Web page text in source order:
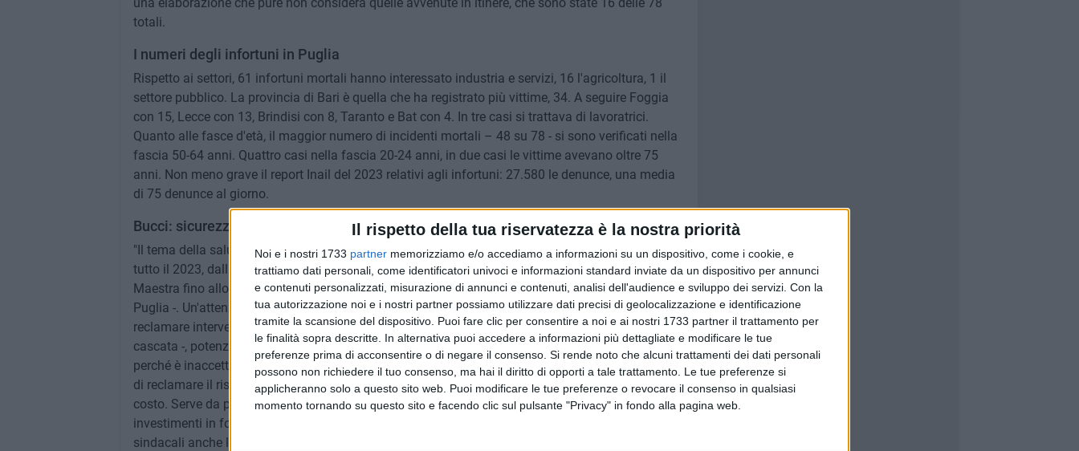
Il rispetto della tua riservatezza è la nostra priorità
Noi e i nostri 1733 partner memorizziamo e/o accediamo a informazioni su un dispositivo, come i cookie, e
trattiamo dati personali, come identificatori univoci e informazioni standard inviate da un dispositivo per annunci
e contenuti personalizzati, misurazione di annunci e contenuti, analisi dell'audience e sviluppo dei servizi. Con la
tua autorizzazione noi e i nostri partner possiamo utilizzare dati precisi di geolocalizzazione e identificazione
tramite la scansione del dispositivo. Puoi fare clic per consentire a noi e ai nostri 1733 partner il trattamento per
le finalità sopra descritte. In alternativa puoi accedere a informazioni più dettagliate e modificare le tue
preferenze prima di acconsentire o di negare il consenso. Si rende noto che alcuni trattamenti dei dati personali
possono non richiedere il tuo consenso, ma hai il diritto di opporti a tale trattamento. Le tue preferenze si
applicheranno solo a questo sito web. Puoi modificare le tue preferenze o revocare il consenso in qualsiasi
momento tornando su questo sito e facendo clic sul pulsante "Privacy" in fondo alla pagina web.
totali.
I numeri degli infortuni in Puglia
Rispetto ai settori, 61 infortuni mortali hanno interessato industria e servizi, 16 l'agricoltura, 1 il
settore pubblico. La provincia di Bari è quella che ha registrato più vittime, 34. A seguire Foggia
con 15, Lecce con 13, Brindisi con 8, Taranto e Bat con 4. In tre casi si trattava di lavoratrici.
Quanto alle fasce d'età, il maggior numero di incidenti mortali – 48 su 78 - si sono verificati nella
fascia 50-64 anni. Quattro casi nella fascia 20-24 anni, in due casi le vittime avevano oltre 75
anni. Non meno grave il report Inail del 2023 relativi agli infortuni: 27.580 le denunce, una media
di 75 denunce al giorno.
Bucci: sicurezza al centro delle nostre vertenze, Governo peggiora le norme
"Il tema della salute e della sicurezza ha attraversato le nostre rivendicazioni e mobilitazioni per
tutto il 2023, dalla manifestazione di Roma del giugno scorso, a quella del 7 ottobre La Via
Maestra fino allo sciopero generale del primo dicembre – ricorda la segretaria generale della Cgil
Puglia -. Un'attenzione che non può che proseguire anche quest'anno, perché continuiamo a
reclamare interventi che migliorino l'impianto legislativo - a partire dal sistema dei subappalti a
cascata -, potenziando il sistema dei controlli, anche affrontando il tema del lavoro precario,
perché è inaccettabile che i lavoratori sotto il ricatto di un reddito non siano messi nelle condizioni
di reclamare il rispetto delle norme, in quelle imprese che considerano la salute e la sicurezza un
costo. Serve da parte delle associazioni datoriali un grande lavoro culturale, così come servono
investimenti in formazione che interessino anche i conduttori d'azienda". Nelle piattaforme
sindacali anche la richiesta "di un sistema di qualificazione delle imprese, che penalizzi quelle